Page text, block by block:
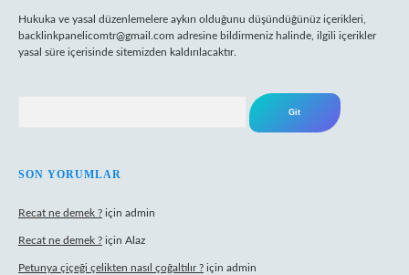
Hukuka ve yasal düzenlemelere aykırı olduğunu düşündüğünüz içerikleri,
backlinkpanelicomtr@gmail.com adresine bildirmeniz halinde, ilgili içerikler
yasal süre içerisinde sitemizden kaldırılacaktır.
SON YORUMLAR
Recat ne demek ? için admin
Recat ne demek ? için Alaz
Petunya çiçeği çelikten nasıl çoğaltılır ? için admin